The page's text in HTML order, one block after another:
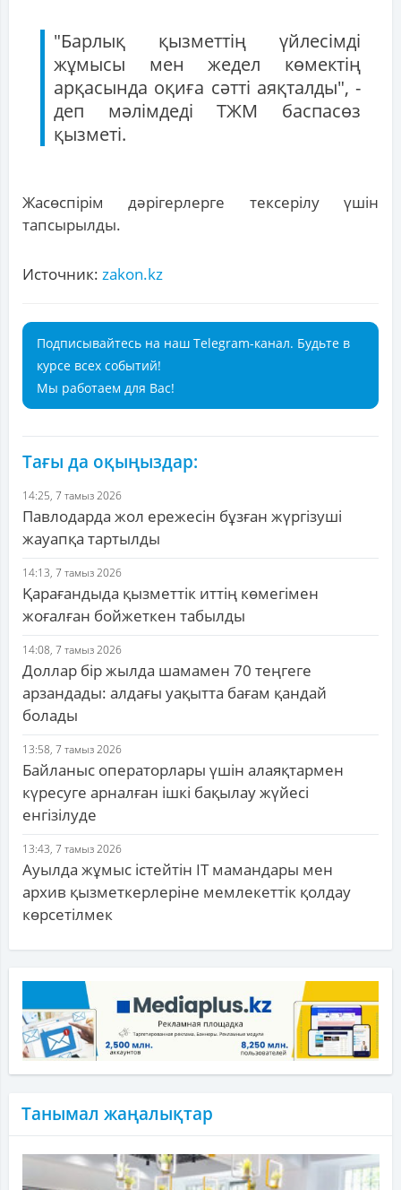
"Барлық қызметтің үйлесімді
жұмысы мен жедел көмектің
арқасында оқиға сәтті аяқталды", -
деп мәлімдеді ТЖМ баспасөз
қызметі.
Жасөспірім дәрігерлерге тексерілу үшін
тапсырылды.
Источник: zakon.kz
Подписывайтесь на наш Telegram-канал. Будьте в
курсе всех событий!
Мы работаем для Вас!
Тағы да оқыңыздар:
14:25, 7 тамыз 2026
Павлодарда жол ережесін бұзған жүргізуші
жауапқа тартылды
14:13, 7 тамыз 2026
Қарағандыда қызметтік иттің көмегімен
жоғалған бойжеткен табылды
14:08, 7 тамыз 2026
Доллар бір жылда шамамен 70 теңгеге
арзандады: алдағы уақытта бағам қандай
болады
13:58, 7 тамыз 2026
Байланыс операторлары үшін алаяқтармен
күресуге арналған ішкі бақылау жүйесі
енгізілуде
13:43, 7 тамыз 2026
Ауылда жұмыс істейтін IT мамандары мен
архив қызметкерлеріне мемлекеттік қолдау
көрсетілмек
Танымал жаңалықтар